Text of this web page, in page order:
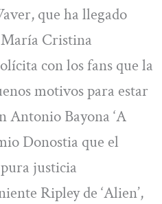
que ha llegado
María Cristina
con los fans que la
motivos para estar
Antonio Bayona ‘A
Donostia que el
justicia
Ripley de ‘Alien’,